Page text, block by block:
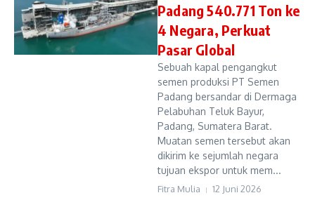
Padang 540.771 Ton ke
4 Negara, Perkuat
Pasar Global
Sebuah kapal pengangkut
semen produksi PT Semen
Padang bersandar di Dermaga
Pelabuhan Teluk Bayur,
Padang, Sumatera Barat.
Muatan semen tersebut akan
dikirim ke sejumlah negara
tujuan ekspor untuk mem...
Fitra Mulia 12 Juni 2026